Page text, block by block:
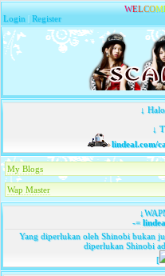
WELCOM
Login |Register
↓
↓
lindeal.com/
My Blogs
Wap Master
-=
Yang diperlukan oleh Shinobi bukan
diperlukan Shinobi
[